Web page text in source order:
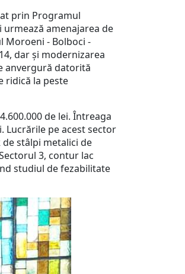
prin Programul
urmează amenajarea de
Moroeni - Bolboci -
dar și modernizarea
anvergură datorită
ridică la peste
de lei. Întreaga
Lucrările pe acest sector
stâlpi metalici de
3, contur lac
studiul de fezabilitate